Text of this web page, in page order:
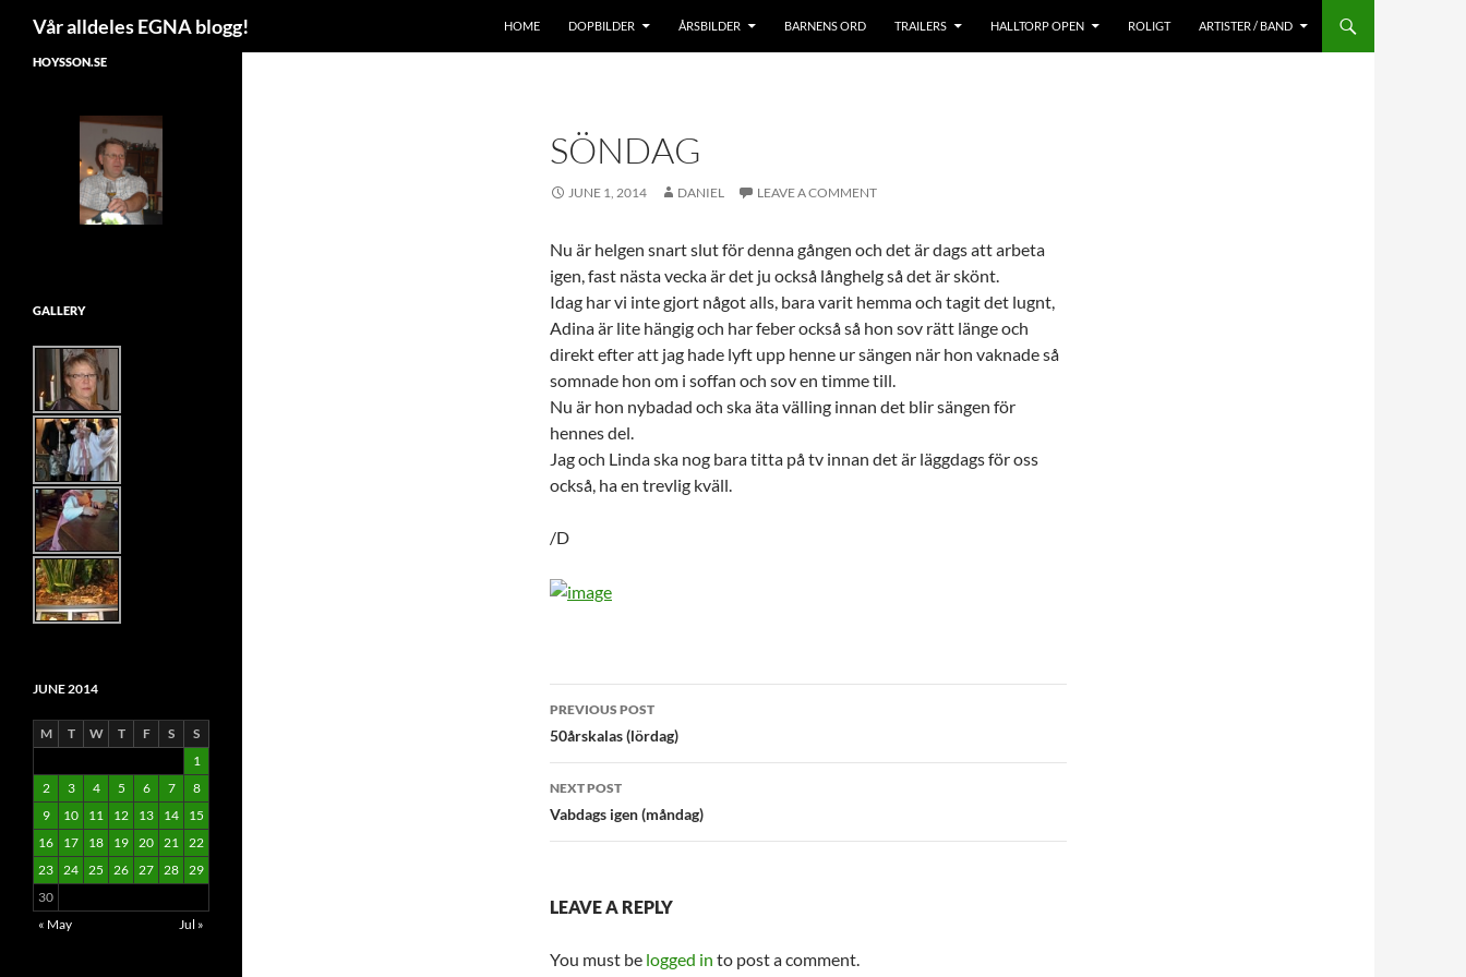
Vår alldeles EGNA blogg! HOME DOPBILDER ÅRSBILDER BARNENS ORD TRAILERS HALLTORP OPEN ROLIGT ARTISTER / BAND
SÖNDAG
JUNE 1, 2014 DANIEL LEAVE A COMMENT
Nu är helgen snart slut för denna gången och det är dags att arbeta
igen, fast nästa vecka är det ju också långhelg så det är skönt.
Idag har vi inte gjort något alls, bara varit hemma och tagit det lugnt,
Adina är lite hängig och har feber också så hon sov rätt länge och
direkt efter att jag hade lyft upp henne ur sängen när hon vaknade så
somnade hon om i soffan och sov en timme till.
Nu är hon nybadad och ska äta välling innan det blir sängen för
hennes del.
Jag och Linda ska nog bara titta på tv innan det är läggdags för oss
också, ha en trevlig kväll.
/D
Post
navigation
PREVIOUS POST
50årskalas (lördag)
NEXT POST
Vabdags igen (måndag)
LEAVE A REPLY
You must be logged in to post a comment.
HOYSSON.SE
GALLERY
JUNE 2014
M T W T F S
S
1
2
3 4 5 6 7
8
9
10 11 12 13 14
15
16
17 18 19 20 21 22
23 24 25 26 27 28 29
30
« May
Jul »